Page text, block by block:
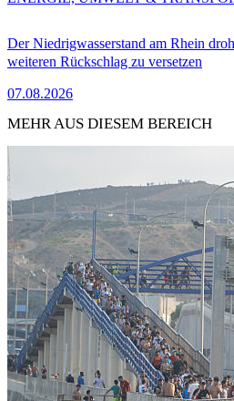
Der Niedrigwasserstand am Rhein
weiteren Rückschlag zu versetzen
07.08.2026
MEHR AUS DIESEM BEREICH